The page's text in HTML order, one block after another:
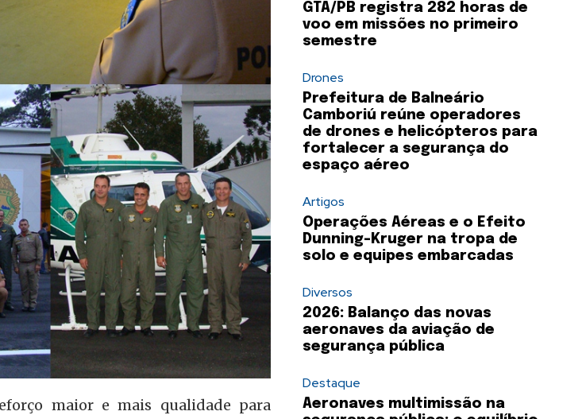
maior e mais qualidade para
GTA/PB registra 282 horas de
voo em missões no primeiro
semestre
Drones
Prefeitura de Balneário
Camboriú reúne operadores
de drones e helicópteros para
fortalecer a segurança do
espaço aéreo
Artigos
Operações Aéreas e o Efeito
Dunning-Kruger na tropa de
solo e equipes embarcadas
Diversos
2026: Balanço das novas
aeronaves da aviação de
segurança pública
Destaque
Aeronaves multimissão na